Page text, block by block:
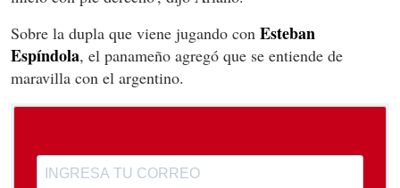
Sobre la dupla que viene jugando con Esteban
Espíndola, el panameño agregó que se entiende de
maravilla con el argentino.